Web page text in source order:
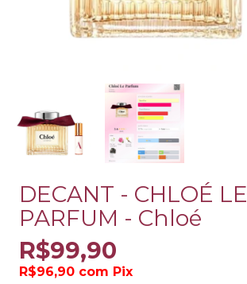
DECANT - CHLOÉ LE
PARFUM - Chloé
R$99,90
R$96,90 com Pix